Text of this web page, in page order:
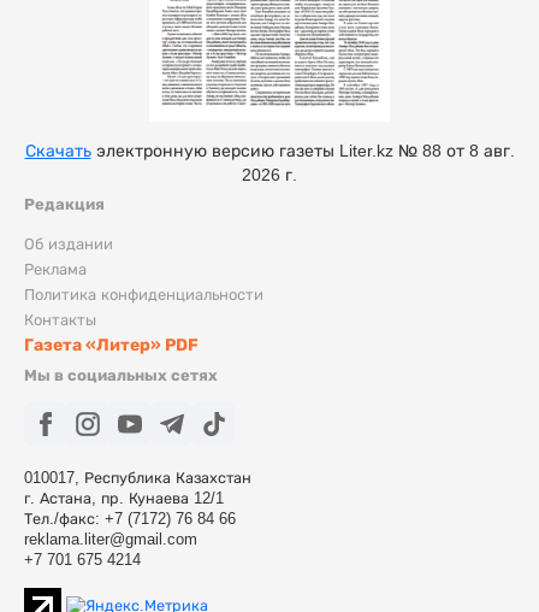
Редакция
Об издании
Реклама
Политика конфиденциальности
Контакты
Газета «Литер» PDF
Мы в социальных сетях
010017, Республика Казахстан
г. Астана, пр. Кунаева 12/1
Тел./факс: +7 (7172) 76 84 66
reklama.liter@gmail.com
+7 701 675 4214
Скачатьэлектронную версию газеты Liter.kz № 88 от 8 авг.
2026 г.